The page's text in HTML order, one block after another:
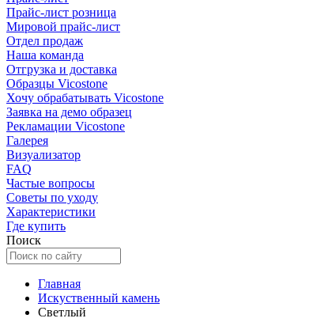
Прайс-лист розница
Мировой прайс-лист
Отдел продаж
Наша команда
Отгрузка и доставка
Образцы Vicostone
Хочу обрабатывать Vicostone
Заявка на демо образец
Рекламации Vicostone
Галерея
Визуализатор
FAQ
Частые вопросы
Советы по уходу
Характеристики
Где купить
Поиск
Главная
Искуственный камень
Светлый